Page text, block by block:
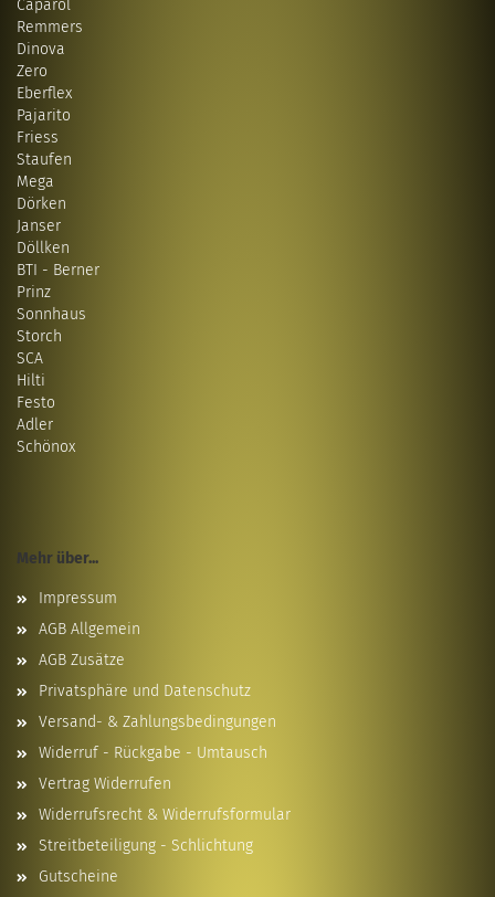
Caparol
Remmers
Dinova
Zero
Eberflex
Pajarito
Friess
Staufen
Mega
Dörken
Janser
Döllken
BTI - Berner
Prinz
Sonnhaus
Storch
SCA
Hilti
Festo
Adler
Schönox
Mehr über...
Impressum
AGB Allgemein
AGB Zusätze
Privatsphäre und Datenschutz
Versand- & Zahlungsbedingungen
Widerruf - Rückgabe - Umtausch
Vertrag Widerrufen
Widerrufsrecht & Widerrufsformular
Streitbeteiligung - Schlichtung
Gutscheine